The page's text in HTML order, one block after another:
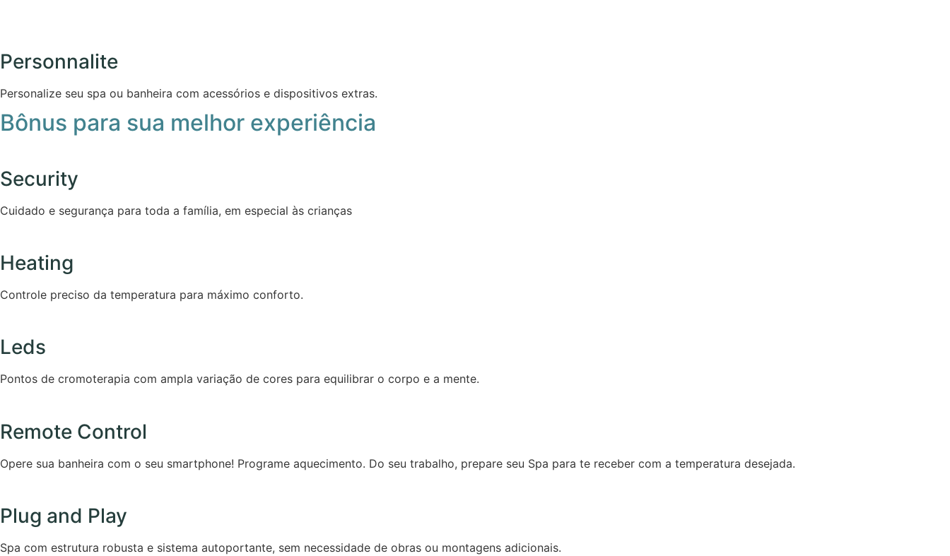
Personnalite
Personalize seu spa ou banheira com acessórios e dispositivos extras.
Bônus para sua melhor experiência
Security
Cuidado e segurança para toda a família, em especial às crianças
Heating
Controle preciso da temperatura para máximo conforto.
Leds
Pontos de cromoterapia com ampla variação de cores para equilibrar o corpo e a mente.
Remote Control
Opere sua banheira com o seu smartphone! Programe aquecimento. Do seu trabalho, prepare seu Spa para te receber com a temperatura desejada.
Plug and Play
Spa com estrutura robusta e sistema autoportante, sem necessidade de obras ou montagens adicionais.